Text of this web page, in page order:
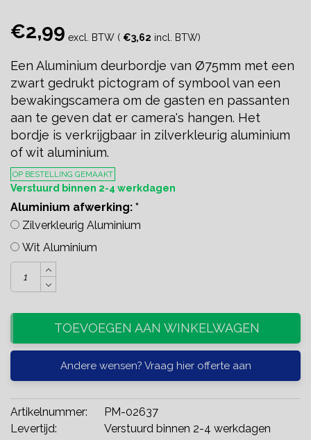
€2,99 excl. BTW ( €3,62 incl. BTW)
Een Aluminium deurbordje van Ø75mm met een
zwart gedrukt pictogram of symbool van een
bewakingscamera om de gasten en passanten
aan te geven dat er camera's hangen. Het
bordje is verkrijgbaar in zilverkleurig aluminium
of wit aluminium.
OP BESTELLING GEMAAKT
Verstuurd binnen 2-4 werkdagen
Aluminium afwerking: *
Zilverkleurig Aluminium
Wit Aluminium
TOEVOEGEN AAN WINKELWAGEN
Andere wensen? Vraag hier offerte aan
Artikelnummer:
PM-02637
Levertijd:
Verstuurd binnen 2-4 werkdagen